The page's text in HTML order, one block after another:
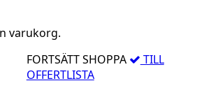
varukorg.
FORTSÄTT SHOPPA
TILL
OFFERTLISTA